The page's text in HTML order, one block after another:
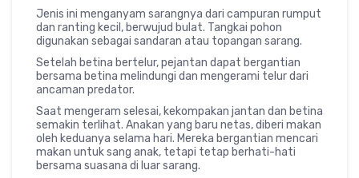
Jenis ini menganyam sarangnya dari campuran rumput
dan ranting kecil, berwujud bulat. Tangkai pohon
digunakan sebagai sandaran atau topangan sarang.
Setelah betina bertelur, pejantan dapat bergantian
bersama betina melindungi dan mengerami telur dari
ancaman predator.
Saat mengeram selesai, kekompakan jantan dan betina
semakin terlihat. Anakan yang baru netas, diberi makan
oleh keduanya selama hari. Mereka bergantian mencari
makan untuk sang anak, tetapi tetap berhati-hati
bersama suasana di luar sarang.